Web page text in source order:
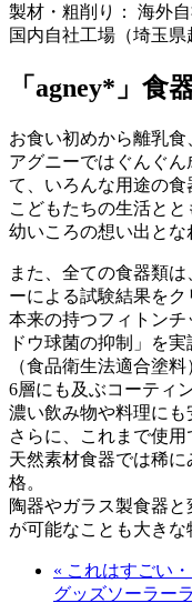
製材・粗削り： 海外
国内自社工場（埼玉県
「agney*」食
お食い初めから離乳食
アグニーではぐんぐ
て、いろんな用途の食
こどもたちの生活と
幼いころの想い出とな
また、全ての食器類
ーによる試験結果を
本来の持つフィトン
ドウ球菌の抑制」を
（食品衛生法適合塗
6層にも及ぶコーティ
濃い飲み物や料理にも
さらに、これまで使用
天然素材食器では稀
格。
陶器やガラス製食器
が可能なことも大きな
« これはすごい
グッズソーラー